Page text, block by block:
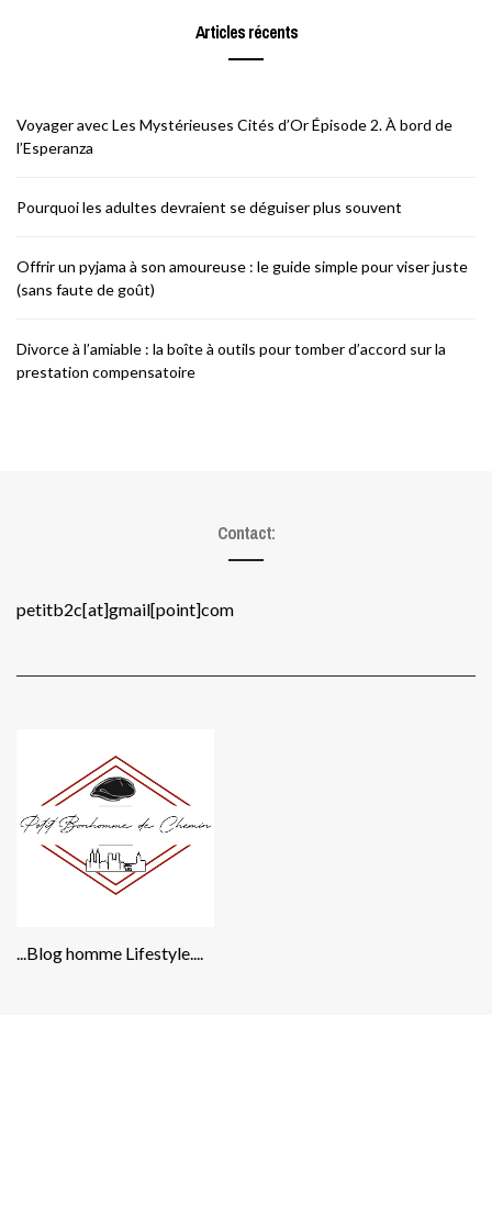
Articles récents
Voyager avec Les Mystérieuses Cités d’Or Épisode 2. À bord de
l’Esperanza
Pourquoi les adultes devraient se déguiser plus souvent
Offrir un pyjama à son amoureuse : le guide simple pour viser juste
(sans faute de goût)
Divorce à l’amiable : la boîte à outils pour tomber d’accord sur la
prestation compensatoire
Contact:
petitb2c[at]gmail[point]com
...Blog homme Lifestyle....